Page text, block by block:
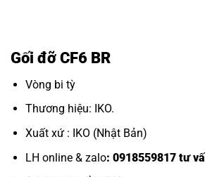
Gối đỡ CF6 BR
Vòng bi tỳ
Thương hiệu: IKO.
Xuất xứ : IKO (Nhật Bản)
LH online & zalo: 0918559817 tư